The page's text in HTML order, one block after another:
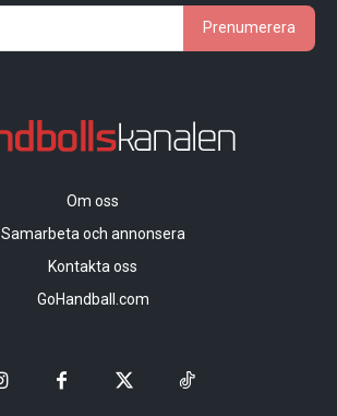
Prenumerera
Om oss
Samarbeta och annonsera
Kontakta oss
GoHandball.com